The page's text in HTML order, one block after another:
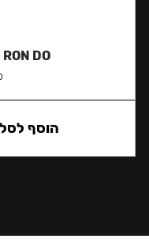
DO
הוסף לסל